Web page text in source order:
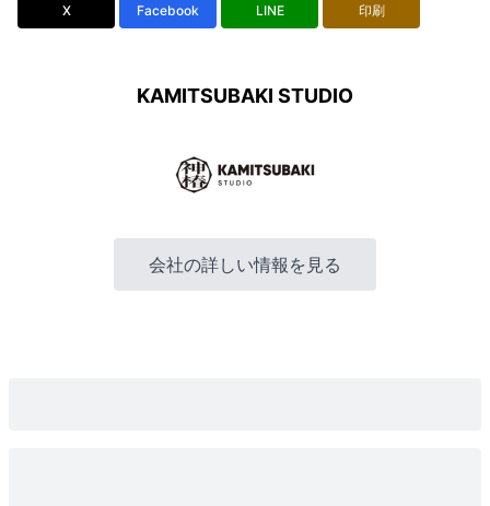
X Facebook LINE 印刷
KAMITSUBAKI STUDIO
会社の詳しい情報を見る